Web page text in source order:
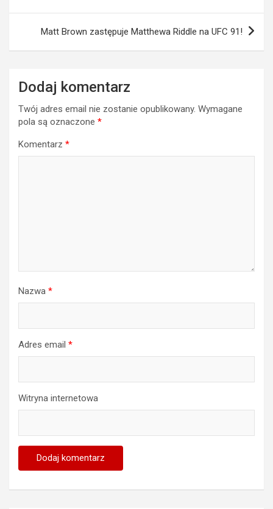
Matt Brown zastępuje Matthewa Riddle na UFC 91!
Dodaj komentarz
Twój adres email nie zostanie opublikowany. Wymagane
pola są oznaczone *
Komentarz *
Nazwa *
Adres email *
Witryna internetowa